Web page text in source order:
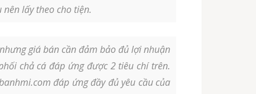
lấy theo cho tiện.
giá bán cần đảm bảo đủ lợi nhuận
chả cá đáp ứng được 2 tiêu chí trên.
đáp ứng đầy đủ yêu cầu của